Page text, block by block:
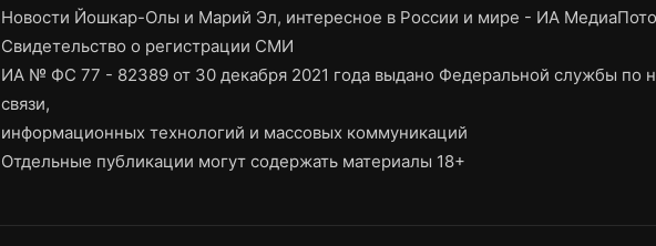
Новости Йошкар-Олы и Марий Эл, интересное в России и мире - ИА
Свидетельство о регистрации СМИ
ИА № ФС 77 - 82389 от 30 декабря 2021 года выдано Федеральной службы по
связи,
информационных технологий и массовых коммуникаций
Отдельные публикации могут содержать материалы 18+